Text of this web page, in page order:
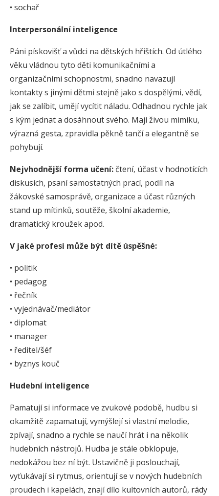
• sochař
Interpersonální inteligence
Páni pískovišť a vůdci na dětských hřištích. Od útlého
věku vládnou tyto děti komunikačními a
organizačními schopnostmi, snadno navazují
kontakty s jinými dětmi stejně jako s dospělými, vědí,
jak se zalíbit, umějí vycítit náladu. Odhadnou rychle jak
s kým jednat a dosáhnout svého. Mají živou mimiku,
výrazná gesta, zpravidla pěkně tančí a elegantně se
pohybují.
Nejvhodnější forma učení: čtení, účast v hodnotících
diskusích, psaní samostatných prací, podíl na
žákovské samosprávě, organizace a účast různých
stand up mítinků, soutěže, školní akademie,
dramatický kroužek apod.
V jaké profesi může být dítě úspěšné:
• politik
• pedagog
• řečník
• vyjednávač/mediátor
• diplomat
• manager
• ředitel/šéf
• byznys kouč
Hudební inteligence
Pamatují si informace ve zvukové podobě, hudbu si
okamžitě zapamatují, vymýšlejí si vlastní melodie,
zpívají, snadno a rychle se naučí hrát i na několik
hudebních nástrojů. Hudba je stále obklopuje,
nedokážou bez ní být. Ustavičně ji poslouchají,
vyťukávají si rytmus, orientují se v nových hudebních
proudech i kapelách, znají dílo kultovních autorů, rády